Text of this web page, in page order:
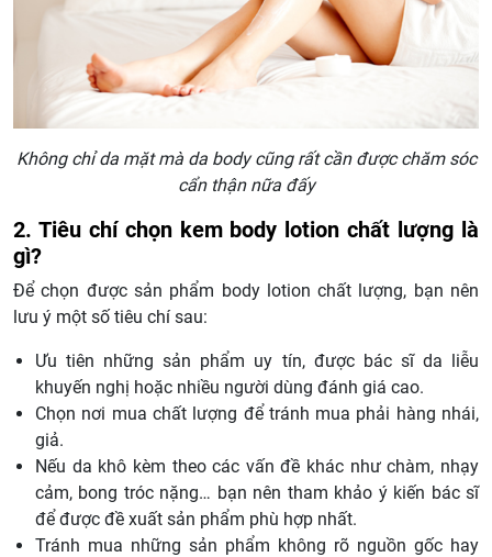
Không chỉ da mặt mà da body cũng rất cần được chăm sóc
cẩn thận nữa đấy
2. Tiêu chí chọn kem body lotion chất lượng là
gì?
Để chọn được sản phẩm body lotion chất lượng, bạn nên
lưu ý một số tiêu chí sau:
Ưu tiên những sản phẩm uy tín, được bác sĩ da liễu
khuyến nghị hoặc nhiều người dùng đánh giá cao.
Chọn nơi mua chất lượng để tránh mua phải hàng nhái,
giả.
Nếu da khô kèm theo các vấn đề khác như chàm, nhạy
cảm, bong tróc nặng… bạn nên tham khảo ý kiến bác sĩ
để được đề xuất sản phẩm phù hợp nhất.
Tránh mua những sản phẩm không rõ nguồn gốc hay